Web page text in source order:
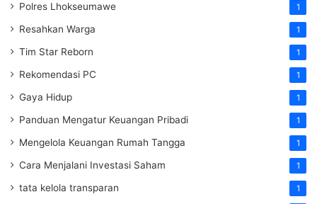
Polres Lhokseumawe 1
Resahkan Warga 1
Tim Star Reborn 1
Rekomendasi PC 1
Gaya Hidup 1
Panduan Mengatur Keuangan Pribadi 1
Mengelola Keuangan Rumah Tangga 1
Cara Menjalani Investasi Saham 1
tata kelola transparan 1